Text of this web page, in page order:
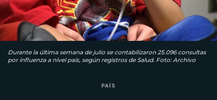
Durante la última semana de julio se contabilizaron 25.096 consultas
por influenza a nivel país, según registros de Salud. Foto: Archivo
PAÍS